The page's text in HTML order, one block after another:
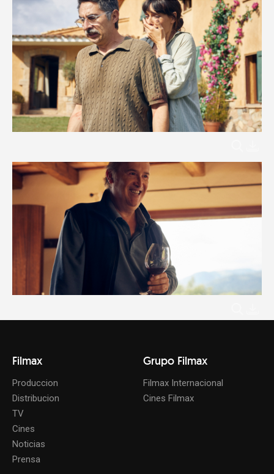
Filmax
Produccion
Distribucion
TV
Cines
Noticias
Prensa
Grupo Filmax
Filmax Internacional
Cines Filmax